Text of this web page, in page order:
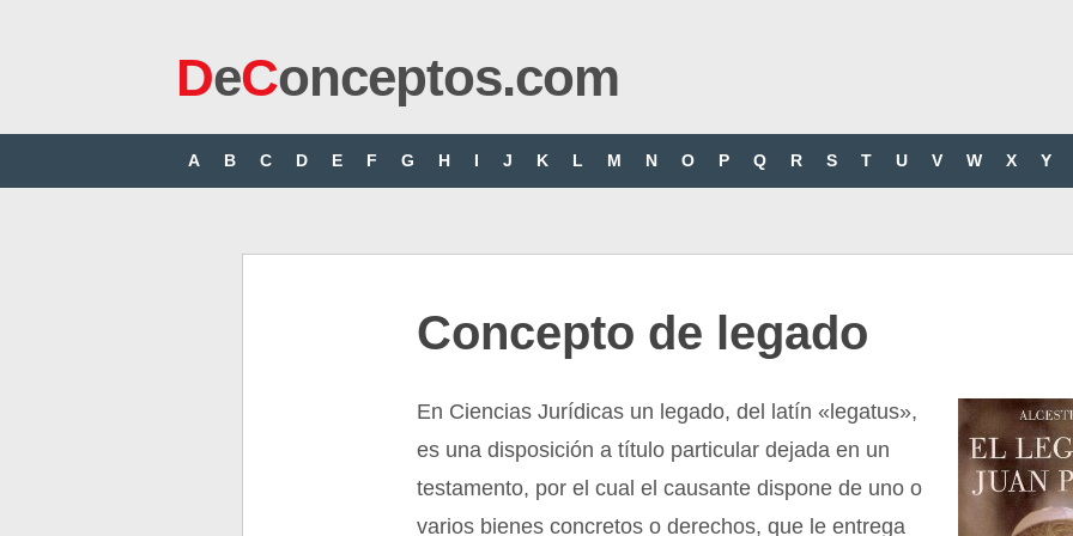
DeConceptos.com
A B C D E F G H I J K L M N O P Q R S T U V W X Y
Concepto de legado
En Ciencias Jurídicas un legado, del latín «legatus»,
es una disposición a título particular dejada en un
testamento, por el cual el causante dispone de uno o
varios bienes concretos o derechos, que le entrega